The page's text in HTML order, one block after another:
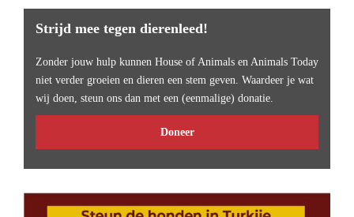
Strijd mee tegen dierenleed!
Zonder jouw hulp kunnen House of Animals en Animals Today
niet verder groeien en dieren een stem geven. Waardeer je wat
wij doen, steun ons dan met een (eenmalige) donatie.
Doneer